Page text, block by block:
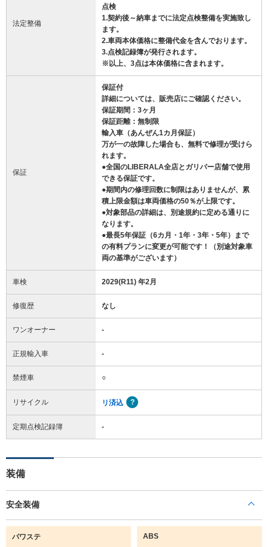
法定整備
点検
1.契約後～納車までに法定点検整備を実施致し
ます。
2.車両本体価格に整備代金を含んでおります。
3.点検記録簿が発行されます。
※以上、3点は本体価格に含まれます。
保証
保証付
詳細については、販売店にご確認ください。
保証期間：3ヶ月
保証距離：無制限
輸入車（あんぜん1カ月保証）
万が一の故障した場合も、無料で修理が受けら
れます。
●全国のLIBERALA全店とガリバー店舗で使用
できる保証です。
●期間内の修理回数に制限はありませんが、累
積上限金額は車両価格の50％が上限です。
●対象部品の詳細は、別途規約に定める通りに
なります。
●最長5年保証（6カ月・1年・3年・5年）まで
の有料プランに変更が可能です！（別途対象車
両の基準がございます）
車検 2029(R11) 年2月
修復歴 なし
ワンオーナー -
正規輸入車 -
禁煙車 ○
リサイクル リ済込
定期点検記録簿 -
装備
安全装備
パワステ ABS